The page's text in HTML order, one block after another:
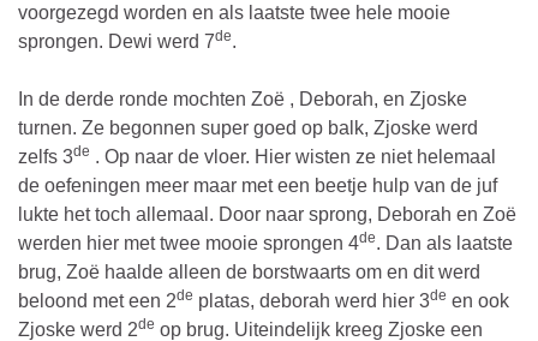
voorgezegd worden en als laatste twee hele mooie
sprongen. Dewi werd 7de.
In de derde ronde mochten Zoë , Deborah, en Zjoske
turnen. Ze begonnen super goed op balk, Zjoske werd
zelfs 3de . Op naar de vloer. Hier wisten ze niet helemaal
de oefeningen meer maar met een beetje hulp van de juf
lukte het toch allemaal. Door naar sprong, Deborah en Zoë
werden hier met twee mooie sprongen 4de. Dan als laatste
brug, Zoë haalde alleen de borstwaarts om en dit werd
beloond met een 2de platas, deborah werd hier 3de en ook
Zjoske werd 2de op brug. Uiteindelijk kreeg Zjoske een